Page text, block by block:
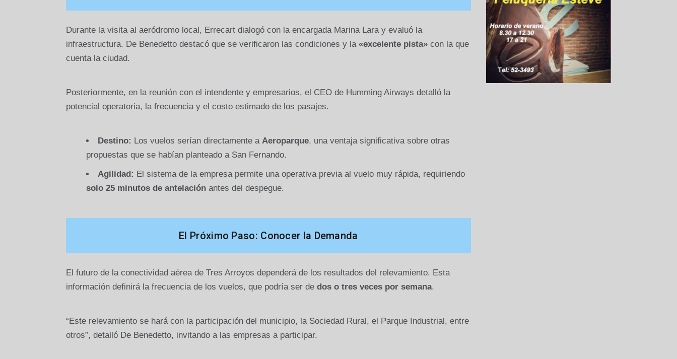
Durante la visita al aeródromo local, Errecart dialogó con la encargada Marina Lara y evaluó la
infraestructura. De Benedetto destacó que se verificaron las condiciones y la «excelente pista»con la que
cuenta la ciudad.
Posteriormente, en la reunión con el intendente y empresarios, el CEO de Humming Airways detalló la
potencial operatoria, la frecuencia y el costo estimado de los pasajes.
Destino: Los vuelos serían directamente a Aeroparque, una ventaja significativa sobre otras
propuestas que se habían planteado a San Fernando.
Agilidad: El sistema de la empresa permite una operativa previa al vuelo muy rápida, requiriendo
solo 25 minutos de antelaciónantes del despegue.
El Próximo Paso: Conocer la Demanda
El futuro de la conectividad aérea de Tres Arroyos dependerá de los resultados del relevamiento. Esta
información definirá la frecuencia de los vuelos, que podría ser de dos o tres veces por semana.
“Este relevamiento se hará con la participación del municipio, la Sociedad Rural, el Parque Industrial, entre
otros”, detalló De Benedetto, invitando a las empresas a participar.